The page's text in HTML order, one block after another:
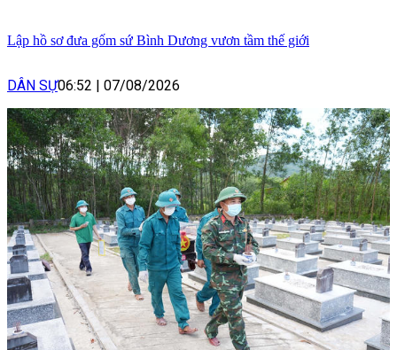
Lập hồ sơ đưa gốm sứ Bình Dương vươn tầm thế giới
DÂN SỰ06:52 07/08/2026